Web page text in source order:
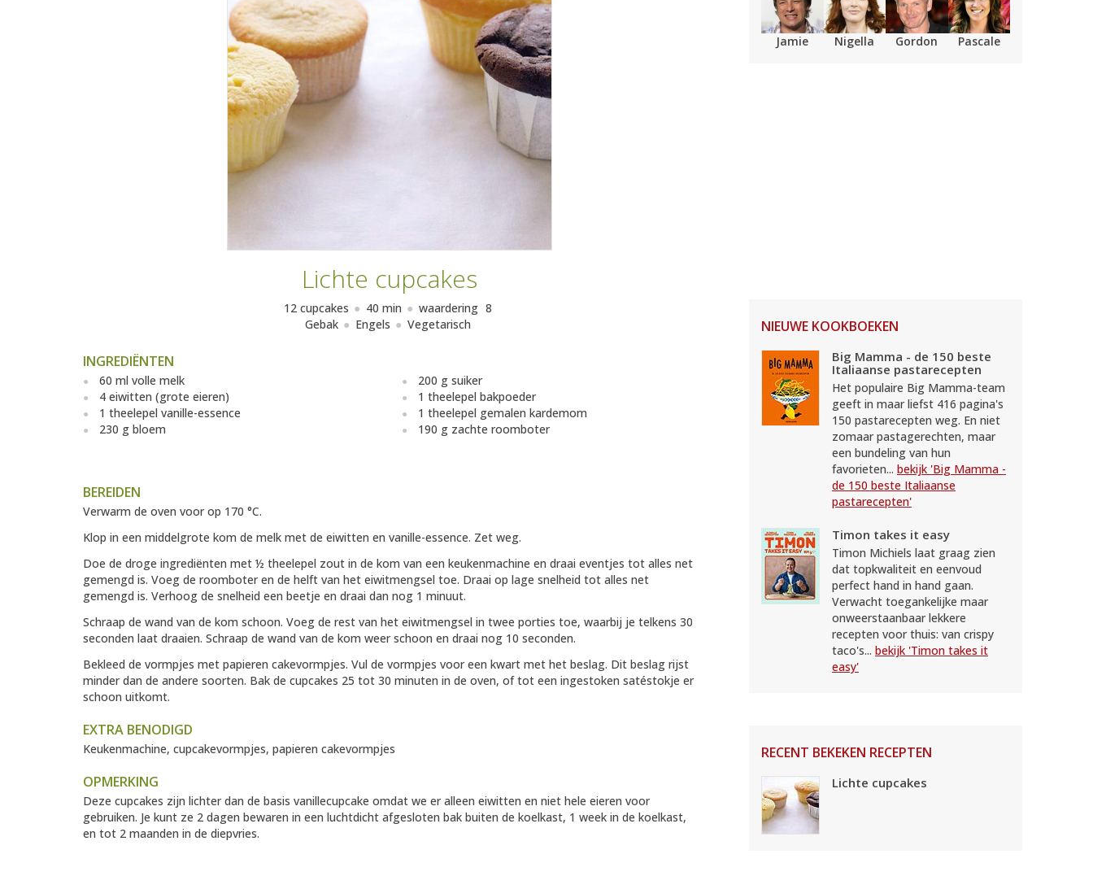
Lichte cupcakes
12 cupcakes 40 min waardering 8
Gebak
Engels Vegetarisch
INGREDIËNTEN
60 ml volle melk
4 eiwitten (grote eieren)
1 theelepel vanille-essence
230 g bloem
200 g suiker
1 theelepel bakpoeder
1 theelepel gemalen kardemom
190 g zachte roomboter
BEREIDEN
Verwarm de oven voor op 170 °C.
Klop in een middelgrote kom de melk met de eiwitten en vanille-essence. Zet weg.
Doe de droge ingrediënten met ½ theelepel zout in de kom van een keukenmachine en draai eventjes tot alles net
gemengd is. Voeg de roomboter en de helft van het eiwitmengsel toe. Draai op lage snelheid tot alles net
gemengd is. Verhoog de snelheid een beetje en draai dan nog 1 minuut.
Schraap de wand van de kom schoon. Voeg de rest van het eiwitmengsel in twee porties toe, waarbij je telkens 30
seconden laat draaien. Schraap de wand van de kom weer schoon en draai nog 10 seconden.
Bekleed de vormpjes met papieren cakevormpjes. Vul de vormpjes voor een kwart met het beslag. Dit beslag rijst
minder dan de andere soorten. Bak de cupcakes 25 tot 30 minuten in de oven, of tot een ingestoken satéstokje er
schoon uitkomt.
EXTRA BENODIGD
Keukenmachine, cupcakevormpjes, papieren cakevormpjes
OPMERKING
Deze cupcakes zijn lichter dan de basis vanillecupcake omdat we er alleen eiwitten en niet hele eieren voor
gebruiken. Je kunt ze 2 dagen bewaren in een luchtdicht afgesloten bak buiten de koelkast, 1 week in de koelkast,
en tot 2 maanden in de diepvries.
Jamie Nigella Gordon Pascale
NIEUWE KOOKBOEKEN
Big Mamma - de 150 beste
Italiaanse pastarecepten
Het populaire Big Mamma-team
geeft in maar liefst 416 pagina's
150 pastarecepten weg. En niet
zomaar pastagerechten, maar
een bundeling van hun
favorieten... bekijk 'Big Mamma -
de 150 beste Italiaanse
pastarecepten'
Timon takes it easy
Timon Michiels laat graag zien
dat topkwaliteit en eenvoud
perfect hand in hand gaan.
Verwacht toegankelijke maar
onweerstaanbaar lekkere
recepten voor thuis: van crispy
taco's... bekijk 'Timon takes it
easy'
RECENT BEKEKEN RECEPTEN
Lichte cupcakes